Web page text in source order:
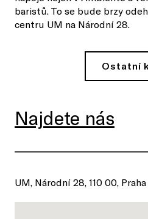
baristů. To se bude brzy
centru UM na Národní 28.
Ostatní
Najdete nás
UM, Národní 28, 110 00, Praha